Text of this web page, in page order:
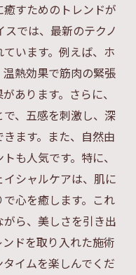
すためのトレンドが
では、最新のテクノ
います。例えば、ホ
熱効果で筋肉の緊張
あります。さらに、
、五感を刺激し、深
ます。また、自然由
も人気です。特に、
シャルケアは、肌に
心を癒します。これ
ら、美しさを引き出
ドを取り入れた施術
イムを楽しんでくだ